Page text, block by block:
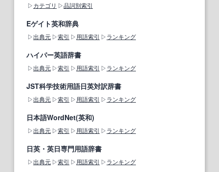
カテゴリ
品詞別索引
Eゲイト英和辞典
出典元 索引 用語索引 ランキング
ハイパー英語辞書
出典元 索引 用語索引 ランキング
JST科学技術用語日英対訳辞書
出典元 索引 用語索引 ランキング
日本語WordNet(英和)
出典元 索引 用語索引 ランキング
日英・英日専門用語辞書
出典元 索引 用語索引 ランキング